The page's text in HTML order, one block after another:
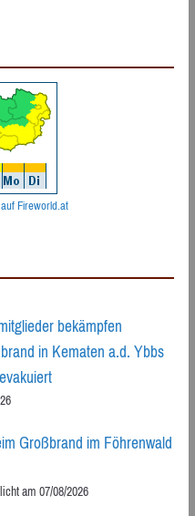
Fireworld.at
bekämpfen
in Kematen a.d. Ybbs
Großbrand im Föhrenwald
am 07/08/2026